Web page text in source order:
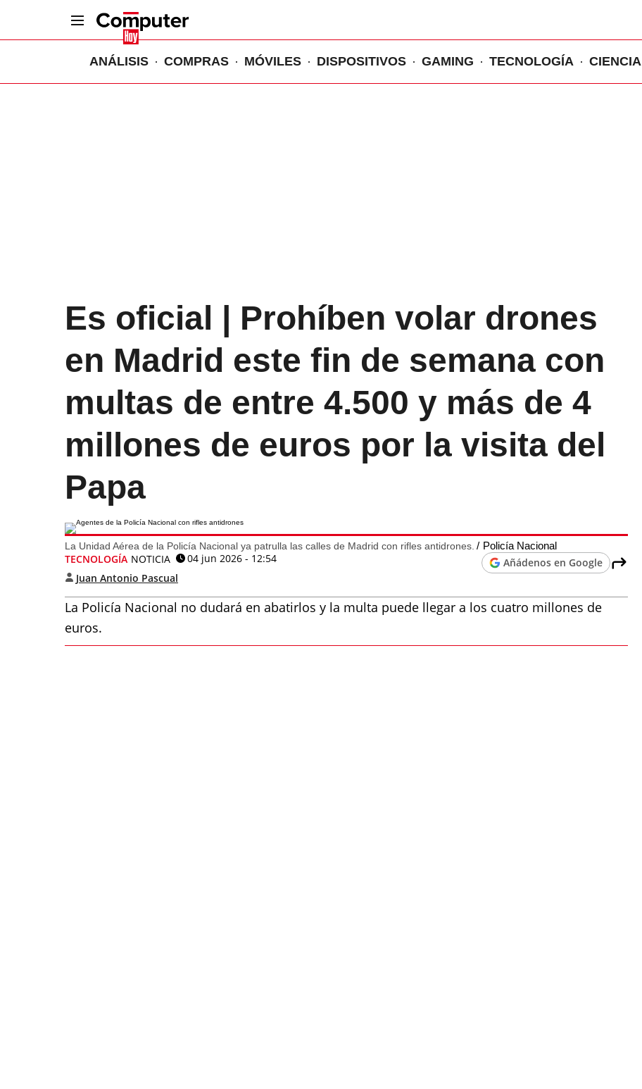
ANÁLISIS COMPRAS MÓVILES DISPOSITIVOS GAMING TECNOLOGÍA CIENCIA
Es oficial | Prohíben volar drones
en Madrid este fin de semana con
multas de entre 4.500 y más de 4
millones de euros por la visita del
Papa
La Unidad Aérea de la Policía Nacional ya patrulla las calles de Madrid con rifles antidrones. Policía Nacional
TECNOLOGÍA NOTICIA
04 jun 2026 - 12:54
Juan Antonio Pascual
Añádenos en Google
La Policía Nacional no dudará en abatirlos y la multa puede llegar a los cuatro millones de
euros.